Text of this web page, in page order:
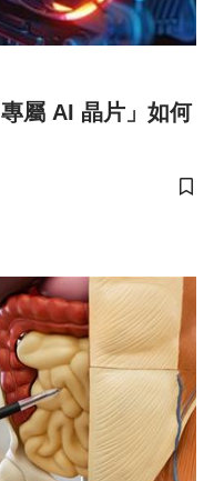
屬 AI 晶片」如何
儲